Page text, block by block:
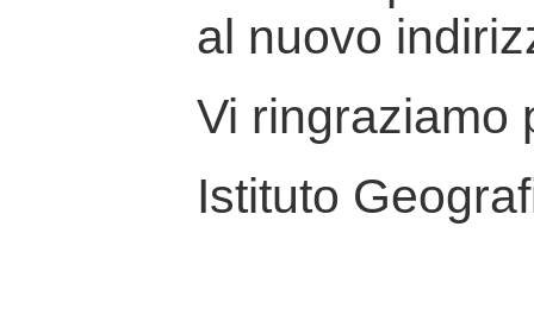
al nuovo
Vi ringraziamo
Istituto